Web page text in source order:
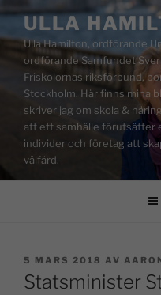
ULLA
Ulla Hamilton, ordförande
ordförande Samfundet
Friskolornas riksförbund,
Stockholm. Här finns mina
skriver jag om skola &
att ett samhälle förutsätter
individer och företag att
välfärd.
5 MARS 2018 AV
Statsminister